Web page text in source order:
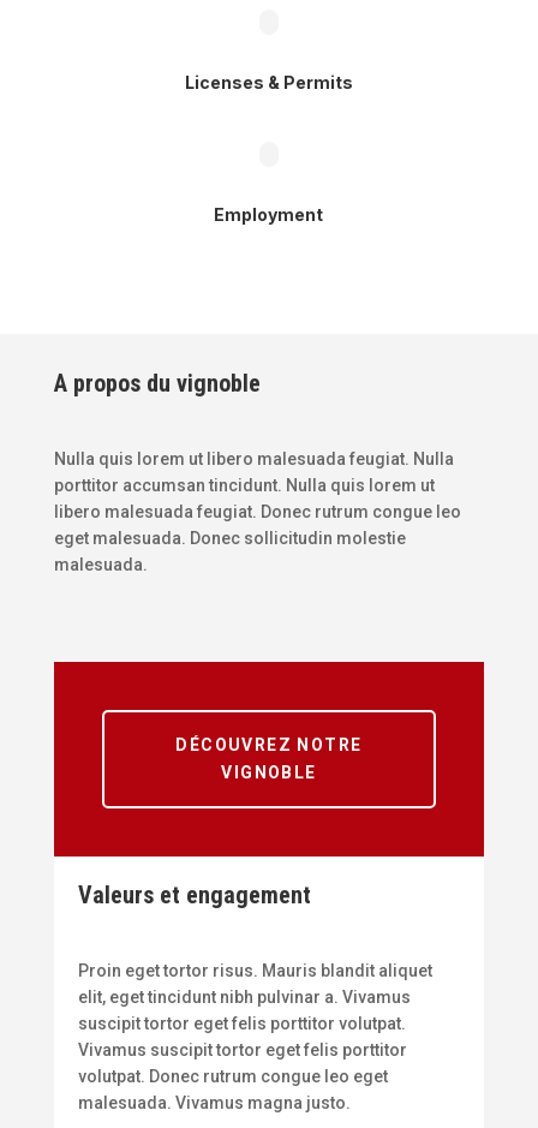
Licenses & Permits
Employment
A propos du vignoble
Nulla quis lorem ut libero malesuada feugiat. Nulla
porttitor accumsan tincidunt. Nulla quis lorem ut
libero malesuada feugiat. Donec rutrum congue leo
eget malesuada. Donec sollicitudin molestie
malesuada.
DÉCOUVREZ NOTRE
VIGNOBLE
Valeurs et engagement
Proin eget tortor risus. Mauris blandit aliquet
elit, eget tincidunt nibh pulvinar a. Vivamus
suscipit tortor eget felis porttitor volutpat.
Vivamus suscipit tortor eget felis porttitor
volutpat. Donec rutrum congue leo eget
malesuada. Vivamus magna justo.